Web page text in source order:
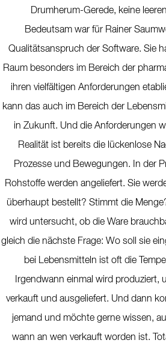
Drumherum-Gerede, keine
Bedeutsam war für Rainer
Qualitätsanspruch der Software. Sie
Raum besonders im Bereich der
ihren vielfältigen Anforderungen
kann das auch im Bereich der
in Zukunft. Und die Anforderungen
Realität ist bereits die lückenlose
Prozesse und Bewegungen. In der
Rohstoffe werden angeliefert. Sie
überhaupt bestellt? Stimmt die
wird untersucht, ob die Ware
gleich die nächste Frage: Wo soll sie
bei Lebensmitteln ist oft die
Irgendwann einmal wird produziert,
verkauft und ausgeliefert. Und dann
jemand und möchte gerne wissen,
wann an wen verkauft worden ist.